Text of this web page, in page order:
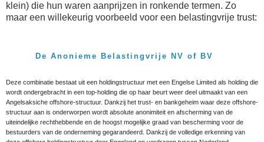
klein) die hun waren aanprijzen in ronkende termen. Zo
maar een willekeurig voorbeeld voor een belastingvrije trust:
De Anonieme Belastingvrije NV of BV
Deze combinatie bestaat uit een holdingstructuur met een Engelse Limited als holding die
wordt ondergebracht in een top-holding die op haar beurt weer deel uitmaakt van een
Angelsaksiche offshore-structuur. Dankzij het trust- en bankgeheim waar deze offshore-
structuur aan is onderworpen wordt absolute anonimiteit en afscherming van de
uiteindelijke rechthebbende en de hoogst mogelijke graad van bescherming voor de
bestuurders van de onderneming gegarandeerd. Dankzij de volledige erkenning van